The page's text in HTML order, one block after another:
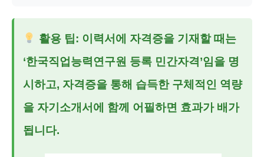
활용 팁: 이력서에 자격증을 기재할 때는
‘한국직업능력연구원 등록 민간자격’임을 명
시하고, 자격증을 통해 습득한 구체적인 역량
을 자기소개서에 함께 어필하면 효과가 배가
됩니다.